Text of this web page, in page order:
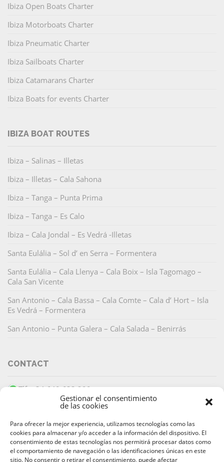
Gestionar el consentimiento
de las cookies
Para ofrecer la mejor experiencia, utilizamos tecnologías como las
cookies para almacenar y/o acceder a la información del dispositivo. El
consentimiento de estas tecnologías nos permitirá procesar datos como
el comportamiento de navegación o las identificaciones únicas en este
sitio. No consentir o retirar el consentimiento, puede afectar
Ibiza Open Boats Charter
Ibiza Motorboats Charter
Ibiza Pneumatic Charter
Ibiza Sailboats Charter
Ibiza Catamarans Charter
Ibiza Boats for events Charter
IBIZA BOAT ROUTES
Ibiza – Salinas – Illetas
Ibiza – Illetas – Cala Sahona
Ibiza – Tanga – Punta Prima
Ibiza – Tanga – Es Calo
Ibiza – Cala Jondal – Es Vedrá -Illetas
Santa Eulália – Sol d’ en Serra – Formentera
Santa Eulália – Cala Llenya – Cala Boix – Isla Tagomago –
Cala San Vicente
San Antonio – Cala Bassa – Cala Comte – Cala d’ Hort – Isla
Es Vedrá – Formentera
San Antonio – Punta Galera – Cala Salada – Benirrás
CONTACT
Tlf: +34 649 633 299
info@barracudaibiza.com